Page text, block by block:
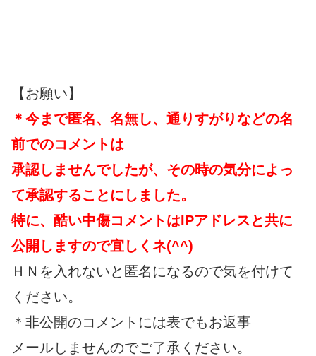
【お願い】
＊今まで匿名、名無し、通りすがりなどの名
前でのコメントは
承認しませんでしたが、その時の気分によっ
て承認することにしました。
特に、酷い中傷コメントはIPアドレスと共に
公開しますので宜しくネ(^^)
ＨＮを入れないと匿名になるので気を付けて
ください。
＊非公開のコメントには表でもお返事
メールしませんのでご了承ください。